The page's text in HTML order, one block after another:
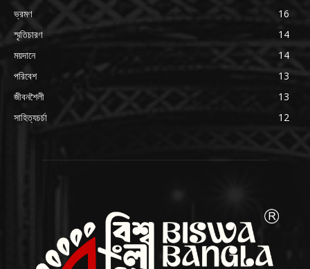
ভ্রমণ
16
স্মৃতিচারণ
14
ময়দানে
14
পরিবেশ
13
জীবনশৈলী
13
সাহিত্যচর্চা
12